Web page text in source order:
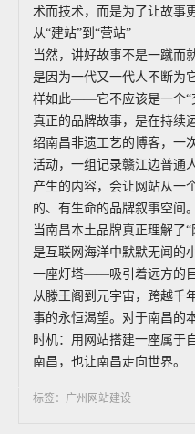
术而技术，而是为了让故事
从“建站”到“营站”
当然，讲好故事不是一蹴而
是因为一代又一代人不断为
样如此——它不应该是一个“
真正的品牌故事，是在持续
绍南昌非遗工艺的博客，一
活动，一组记录赣江边普
产生的内容，会让网站从一
的、有生命的品牌叙事空间。
当南昌本土品牌真正理解了
是互联网海洋中默默无闻的
一座灯塔——吸引着远方的
从滕王阁到元宇宙，跨越千
事的永恒渴望。对于南昌的
时机：用网站搭建一座属于
南昌，也让南昌走向世界。
标签：广州网站建设